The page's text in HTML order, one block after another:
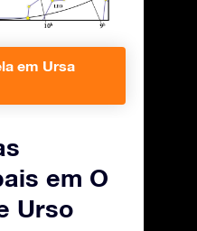
em Ursa
em O
Urso